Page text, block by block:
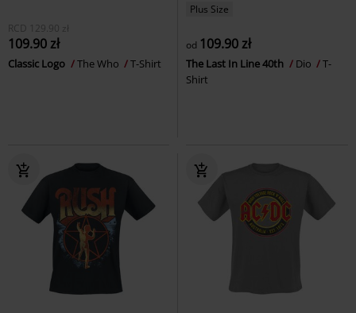
RCD 129.90 zł
109.90 zł
Classic Logo The Who T-Shirt
Plus Size
od 109.90 zł
The Last In Line 40th Dio
T-
Shirt